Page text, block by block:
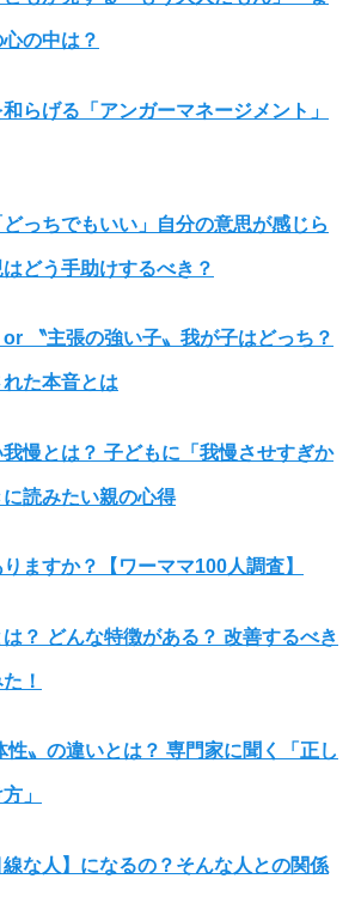
の中は？
らげる「アンガーマネージメント」
どっちでもいい」自分の意思が感じら
どう手助けするべき？
or 〝主張の強い子〟我が子はどっち？
た本音とは
慢とは？ 子どもに「我慢させすぎか
読みたい親の心得
ますか？【ワーママ100人調査】
は？ どんな特徴がある？ 改善するべき
！
性〟の違いとは？ 専門家に聞く「正し
」
な人】になるの？そんな人との関係